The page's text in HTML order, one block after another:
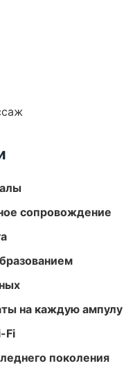
сопровождение
на каждую ампулу
Fi
поколения